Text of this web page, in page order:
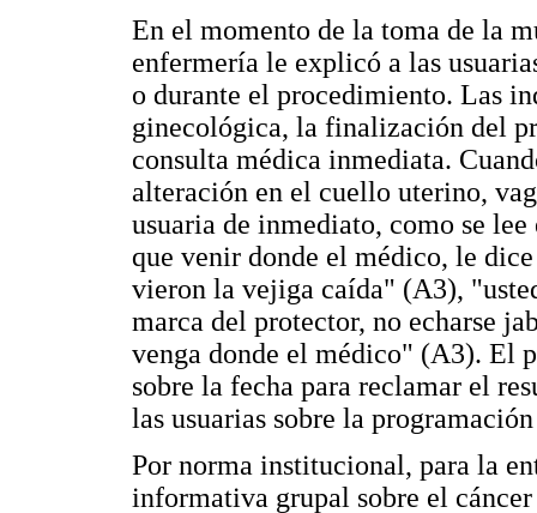
En el momento de la toma de la
enfermería le explicó a las
o durante el procedimiento. Las
ginecológica, la finalización del
consulta médica inmediata.
alteración en el cuello uterino,
usuaria de inmediato, como se
que venir donde el médico, le
vieron la vejiga caída" (A3),
marca del protector, no echarse
venga donde el médico" (A3). El
sobre la fecha para reclamar el
las usuarias sobre la
Por norma institucional, para la
informativa grupal sobre el